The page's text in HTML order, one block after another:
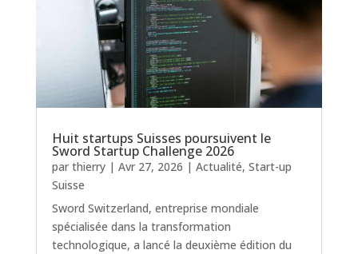
Huit startups Suisses poursuivent le
Sword Startup Challenge 2026
par thierry| Avr 27, 2026 | Actualité, Start-up
Suisse
Sword Switzerland, entreprise mondiale
spécialisée dans la transformation
technologique, a lancé la deuxième édition du